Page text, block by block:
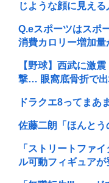
じような顔に見え
Q.eスポーツはスポ
消費カロリー増加
【野球】西武に激
撃… 眼窩底骨折で
ドラクエ8ってまあ
佐藤二朗「ほんとう
「ストリートファ
ル可動フィギュア